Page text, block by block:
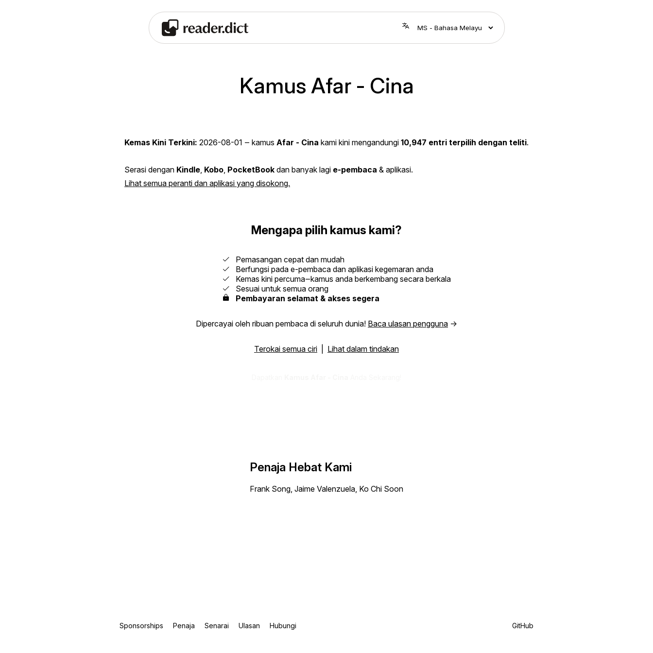
Kamus Afar - Cina
Kemas Kini Terkini: 2026-08-01 ‒ kamus Afar - Cina kami kini mengandungi 10,947 entri terpilih dengan teliti.
Serasi dengan Kindle Kobo PocketBook dan banyak lagi e-pembaca & aplikasi.
Lihat semua peranti dan aplikasi yang disokong.
Mengapa pilih kamus kami?
Pemasangan cepat dan mudah
Berfungsi pada e-pembaca dan aplikasi kegemaran anda
Kemas kini percuma‒kamus anda berkembang secara berkala
Sesuai untuk semua orang
Pembayaran selamat & akses segera
Dipercayai oleh ribuan pembaca di seluruh dunia! Baca ulasan pengguna →
Terokai semua ciri Lihat dalam tindakan
Penaja Hebat Kami
Frank Song, Jaime Valenzuela, Ko Chi Soon
Sponsorships Penaja Senarai Ulasan Hubungi GitHub